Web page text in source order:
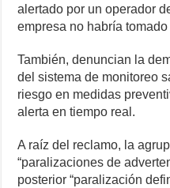
alertado por un operador
empresa no habría
También, denuncian la
del sistema de monitoreo
riesgo en medidas
alerta en tiempo real.
A raíz del reclamo, la
“paralizaciones de
posterior “paralización